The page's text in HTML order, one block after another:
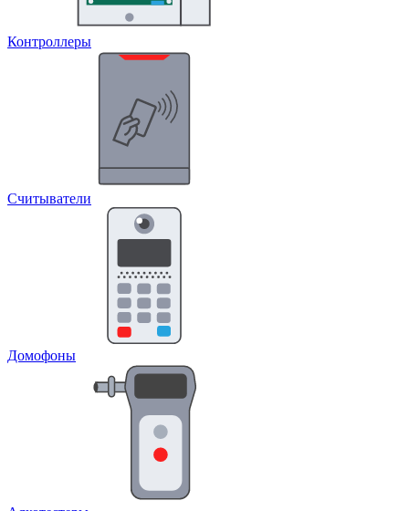
Контроллеры
Считыватели
Домофоны